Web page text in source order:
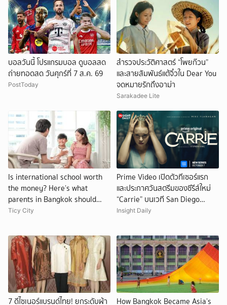
บอลวันนี้ โปรแกรมบอล ดูบอลสด
ถ่ายทอดสด วันศุกร์ที่ 7 ส.ค. 69
PostToday
สำรวจประวัติศาสตร์ “โพยก๊วน”
และสายสัมพันธ์แต้จิ๋วใน Dear You
จดหมายรักถึงอาม่า
Sarakadee Lite
Is international school worth
the money? Here’s what
parents in Bangkok should
consider
Ticy City
Prime Video เปิดตัวทีเซอร์แรก
และประกาศวันสตรีมของซีรีส์ใหม่
“Carrie” บนเวที San Diego
Comic-Con
Insight Daily
7 ดีไซเนอร์แบรนด์ไทย! ยกระดับผ้า
How Bangkok Became Asia’s